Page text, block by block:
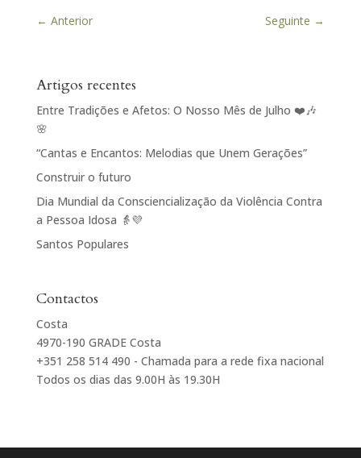
← Anterior Seguinte →
Artigos recentes
Entre Tradições e Afetos: O Nosso Mês de Julho ❤️🎶
🌸
“Cantas e Encantos: Melodias que Unem Gerações”
Construir o futuro
Dia Mundial da Consciencialização da Violência Contra
a Pessoa Idosa 👵💜
Santos Populares
Contactos
Costa
4970-190 GRADE Costa
+351 258 514 490 - Chamada para a rede fixa nacional
Todos os dias das 9.00H às 19.30H